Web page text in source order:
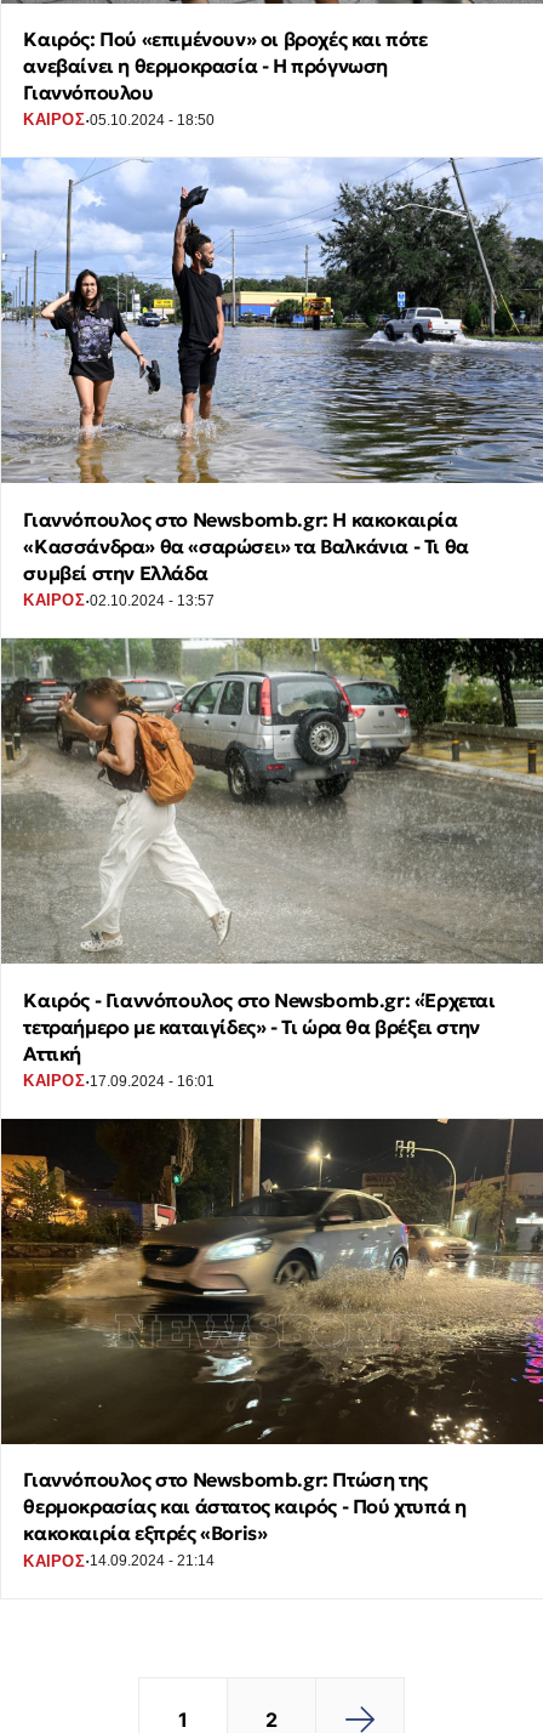
Καιρός: Πού «επιμένουν» οι βροχές και πότε
ανεβαίνει η θερμοκρασία - Η πρόγνωση
Γιαννόπουλου
ΚΑΙΡΟΣ·05.10.2024 - 18:50
Γιαννόπουλος στο Newsbomb.gr: Η κακοκαιρία
«Κασσάνδρα» θα «σαρώσει» τα Βαλκάνια - Τι θα
συμβεί στην Ελλάδα
ΚΑΙΡΟΣ·02.10.2024 - 13:57
Καιρός - Γιαννόπουλος στο Newsbomb.gr: «Έρχεται
τετραήμερο με καταιγίδες» - Τι ώρα θα βρέξει στην
Αττική
ΚΑΙΡΟΣ·17.09.2024 - 16:01
Γιαννόπουλος στο Newsbomb.gr: Πτώση της
θερμοκρασίας και άστατος καιρός - Πού χτυπά η
κακοκαιρία εξπρές «Boris»
ΚΑΙΡΟΣ·14.09.2024 - 21:14
1 2